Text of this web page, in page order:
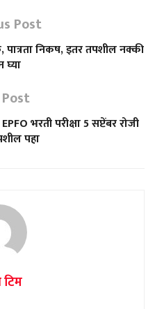
Post
पात्रता निकष, इतर तपशील नक्की
घ्या
​​भरती परीक्षा 5 सप्टेंबर रोजी
पहा
टिम